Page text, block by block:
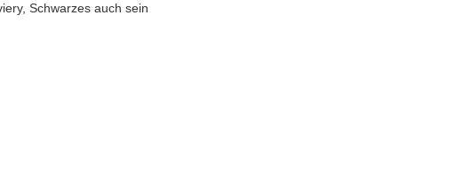
Schwarzes auch sein